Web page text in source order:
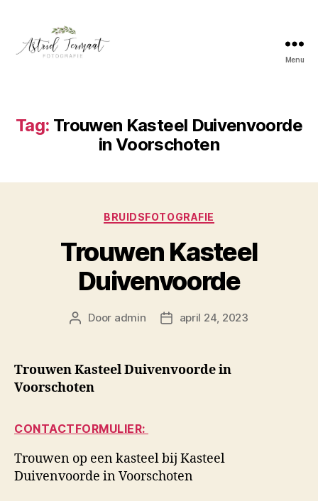
Menu
Tag: Trouwen Kasteel Duivenvoorde
in Voorschoten
Categorieën
BRUIDSFOTOGRAFIE
Trouwen Kasteel
Duivenvoorde
Berichtauteur
Door admin Berichtdatum
april 24, 2023
Trouwen Kasteel Duivenvoorde in
Voorschoten
CONTACTFORMULIER:
Trouwen op een kasteel bij Kasteel
Duivenvoorde in Voorschoten